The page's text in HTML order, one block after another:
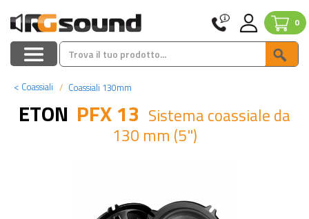
0
< Coassiali Coassiali 130mm
ETON PFX 13 Sistema coassiale da
130 mm (5")